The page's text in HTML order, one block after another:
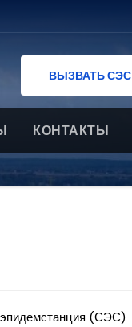
ВЫЗВАТЬ СЭС
КОНТАКТЫ
(СЭС)